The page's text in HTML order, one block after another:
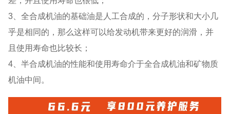
3、全合成机油的基础油是人工合成的，分子形状和大小几
乎是相同的，那么这样可以给发动机带来更好的润滑，并
且使用寿命也比较长；
4、半合成机油的性能和使用寿命介于全合成机油和矿物质
机油中间。